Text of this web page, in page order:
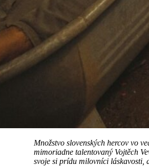
Množstvo slovenských hercov vo
mimoriadne talentovaný Vojtěch
svoje si prídu milovníci láskavosti,